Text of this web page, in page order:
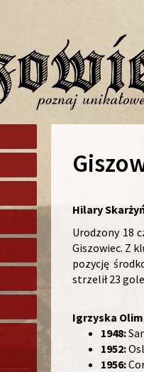
Hilary
Urodzony 18
Giszowiec. Z
pozycję
strzelił 23
Igrzyska
1948:
1952:
1956: